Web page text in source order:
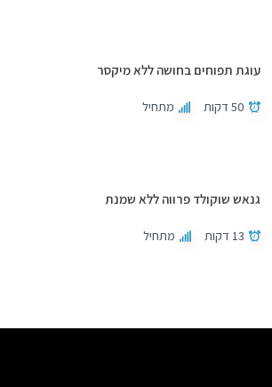
עוגת תפוחים בחושה ללא מיקסר
50 דקות מתחיל
גנאש שוקולד פרווה ללא שמנת
13 דקות מתחיל